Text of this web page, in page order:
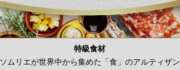
特級食材
ソムリエが世界中から集めた「食」のアルティザン